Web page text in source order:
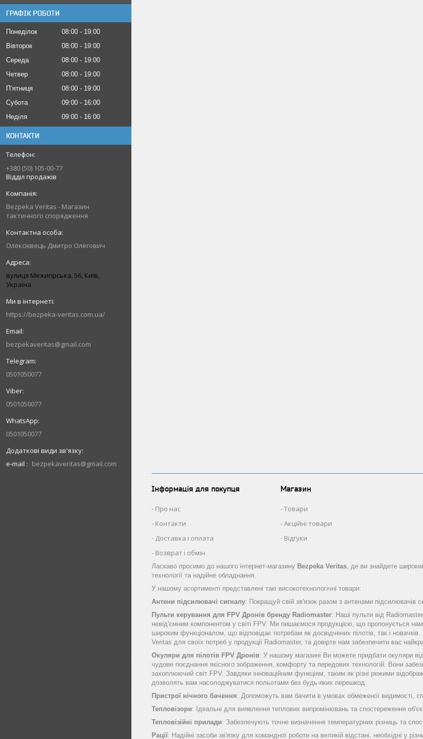
ГРАФІК РОБОТИ
Понеділок 08:00
19:00
Вівторок
08:00
19:00
Середа
08:00
19:00
Четвер
08:00
19:00
Пʼятниця
08:00
19:00
Субота
09:00
16:00
Неділя
09:00 16:00
КОНТАКТИ
+380 (50) 105-00-77
Відділ продажів
Bezpeka Veritas - Магазин
тактичного спорядження
Олексієвець Дмитро Олегович
вулиця Межигірська, 56, Київ,
Україна
https://bezpeka-veritas.com.ua/
bezpekaveritas@gmail.com
0501050077
0501050077
0501050077
e-mail bezpekaveritas@gmail.com
Інформація для покупця
Про нас
Контакти
Доставка і оплата
Возврат і обмін
Магазин
Товари
Акційні товари
Відгуки
Ласкаво просимо до нашого інтернет-магазину Bezpeka Veritas, де ви знайдете широкий
технології та надійне обладнання.
У нашому асортименті представлені такі високотехнологічні товари:
Антени підсилювачі сигналу: Покращуй свій зв'язок разом з антенами підсилювачів
Пульти керування для FPV Дронів бренду Radiomaster: Наші пульти від
невід'ємним компонентом у світі FPV. Ми пишаємося продукцією, що пропонується
широким функціоналом, що відповідає потребам як досвідчених пілотів, так і
Veritas для своїх потреб у продукції Radiomaster, та довірте нам забезпечити вас
Окуляри для пілотів FPV Дронів: У нашому магазині Ви можете придбати окуляри
чудове поєднання якісного зображення, комфорту та передових технологій. Вони
захоплюючий світ FPV. Завдяки інноваційним функціям, таким як різні режими
дозволять вам насолоджуватися польотами без будь-яких перешкод.
Пристрої нічного бачення: Допоможуть вам бачити в умовах обмеженої видимості,
Тепловізори: Ідеальні для виявлення теплових випромінювань та спостереження
Тепловізійні прилади: Забезпечують точне визначення температурних різниць та
Рації: Надійні засоби зв'язку для командної роботи на великій відстані, необхідні у